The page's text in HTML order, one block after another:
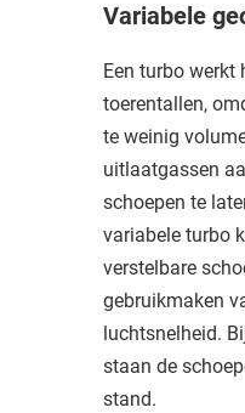
Variabele
Een turbo werkt
toerentallen,
te weinig
uitlaatgassen
schoepen te
variabele turbo
verstelbare
gebruikmaken
luchtsnelheid.
staan de
stand.